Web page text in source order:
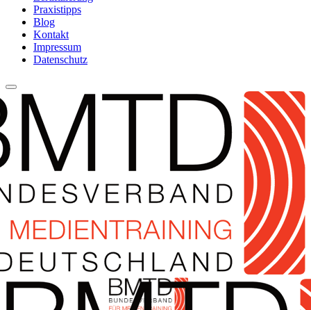
Praxistipps
Blog
Kontakt
Impressum
Datenschutz